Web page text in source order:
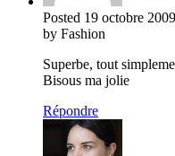
Posted 19 octobre 2009
by Fashion
Superbe, tout
Bisous ma jolie
Répondre